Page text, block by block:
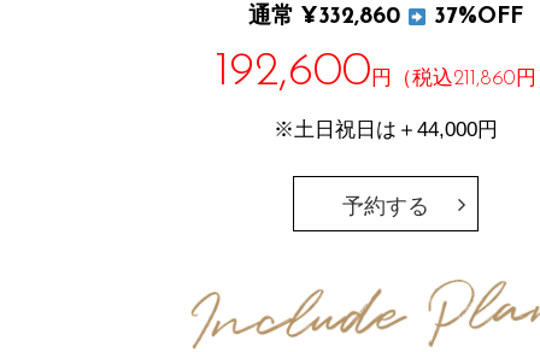
通常 ¥332,860 37%OFF
192,600 円（税込211,860
※土日祝日は＋44,000円
予約する